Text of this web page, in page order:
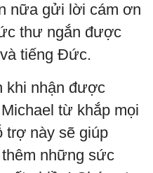
nữa gửi lời cám ơn
thư ngắn được
tiếng Đức.
khi nhận được
từ khắp mọi
trợ này sẽ giúp
những sức